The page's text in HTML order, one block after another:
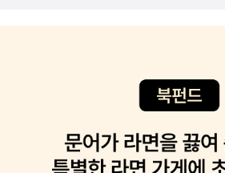
이후농사를 지으며 여러 편의 시, 에세이,
과 사상이 집대성된 작품이라 할 수 있다.
늘날 우리에게 꼭 필요한 책인듯 하다.청춘
를 장식한 위인들의 충고를 담아놓은 위로
고 안의 몰캉몰캉한 캡슐을 꺼내서 입에 넣
습니다.일요일 하루 종일 쉬긴 했다. ... 그
어서, (코사지 90개 플러스 단상화 하나)
리 하고, 점심때 즈음 시작했는데, 꽃수업
서 여덟시까지 얼추 끝내고 저녁 먹으러 ..
으으... 그렇게 갑갑할 수가 없더군요. 그래
계절과 꽤 잘 어울려. 라며,장바구니에 담아
09년, 일본 추리소설계에 소동이 일었다.